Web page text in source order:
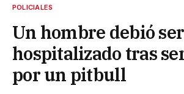
POLICIALES
Un hombre debió ser
hospitalizado tras
por un pitbull